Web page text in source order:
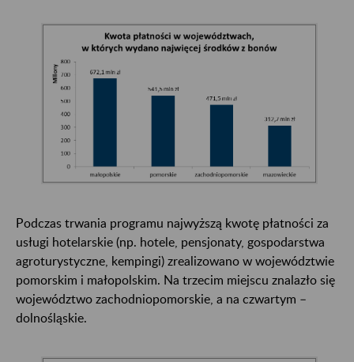
Podczas trwania programu najwyższą kwotę płatności za
usługi hotelarskie (np. hotele, pensjonaty, gospodarstwa
agroturystyczne, kempingi) zrealizowano w województwie
pomorskim i małopolskim. Na trzecim miejscu znalazło się
województwo zachodniopomorskie, a na czwartym –
dolnośląskie.